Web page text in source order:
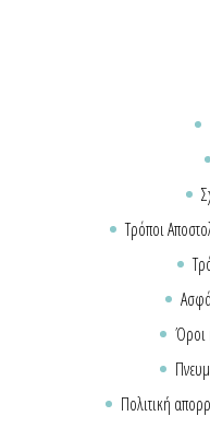
Τρόποι
Όροι
Πολιτική